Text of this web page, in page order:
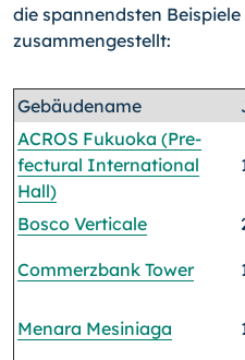
die spannendsten
zusammengestellt:
Gebäudename
ACROS Fukuoka (Pre­
fectural International
Hall)
Bosco Verticale
Commerzbank Tower
Menara Mesiniaga